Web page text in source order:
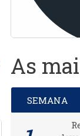
As
SEMANA